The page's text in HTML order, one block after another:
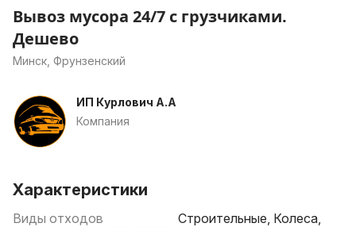
Вывоз мусора 24/7 с грузчиками.
Дешево
Минск, Фрунзенский
ИП Курлович А.А
Компания
Характеристики
Виды отходов
Строительные, Колеса,